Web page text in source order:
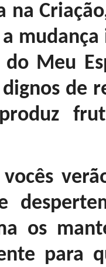
na
Meu
de
os
para